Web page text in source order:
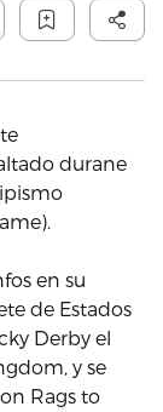
durane
en su
de Estados
Derby el
y se
Rags to